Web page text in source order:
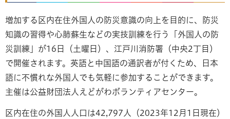
増加する区内在住外国人の防災意識の向上を目的に、防災
知識の習得や心肺蘇生などの実技訓練を行う「外国人の防
災訓練」が16日（土曜日）、江戸川消防署（中央2丁目）
で開催されます。英語と中国語の通訳者が付くため、日本
語に不慣れな外国人でも気軽に参加することができます。
主催は公益財団法人えどがわボランティアセンター。
区内在住の外国人人口は42,797人（2023年12月1日現在）